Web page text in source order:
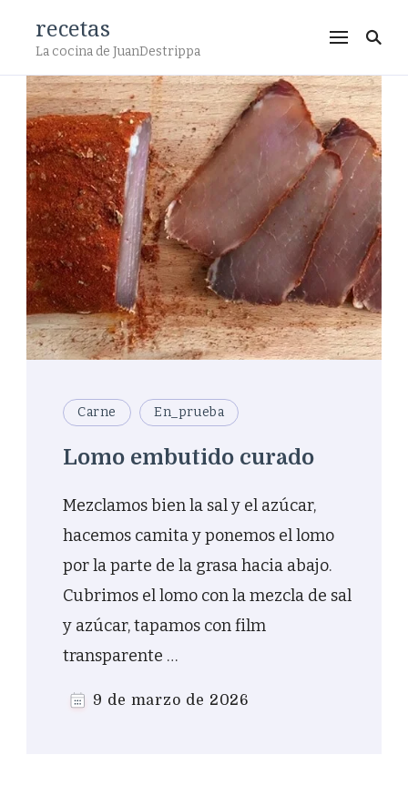
recetas
La cocina de JuanDestrippa
Carne En_prueba
Lomo embutido curado
Mezclamos bien la sal y el azúcar,
hacemos camita y ponemos el lomo
por la parte de la grasa hacia abajo.
Cubrimos el lomo con la mezcla de sal
y azúcar, tapamos con film
transparente …
9 de marzo de 2026